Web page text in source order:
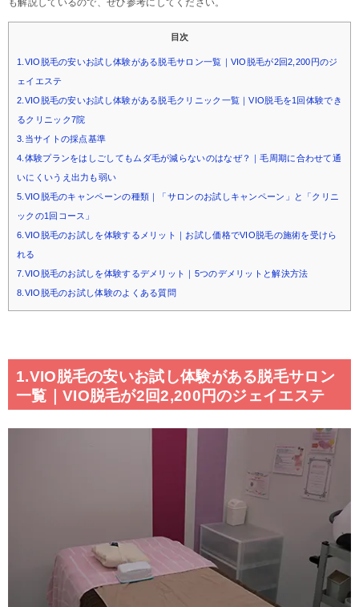
も解説しているので、ぜひ参考にしてください。
目次
1.VIO脱毛の安いお試し体験がある脱毛サロン一覧｜VIO脱毛が2回2,200円のジ
ェイエステ
2.VIO脱毛の安いお試し体験がある脱毛クリニック一覧｜VIO脱毛を1回体験でき
るクリニック7院
3.当サイトの採点基準
4.体験プランをはしごしてもムダ毛が減らないのはなぜ？｜毛周期に合わせて通
いにくいうえ出力も弱い
5.VIO脱毛のキャンペーンの種類｜「サロンのお試しキャンペーン」と「クリニ
ックの1回コース」
6.VIO脱毛のお試しを体験するメリット｜お試し価格でVIO脱毛の施術を受けら
れる
7.VIO脱毛のお試しを体験するデメリット｜5つのデメリットと解決方法
8.VIO脱毛のお試し体験のよくある質問
1.VIO脱毛の安いお試し体験がある脱毛サロン
一覧｜VIO脱毛が2回2,200円のジェイエステ